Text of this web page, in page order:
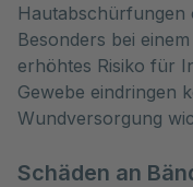
Hautabschürfungen
Besonders bei
erhöhtes Risiko für
Gewebe eindringen
Wundversorgung
Schäden an